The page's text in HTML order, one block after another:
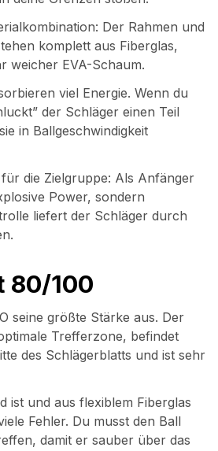
Der Rahmen und
komplett aus Fiberglas,
weicher EVA-Schaum.
viel Energie. Wenn du
der Schläger einen Teil
in Ballgeschwindigkeit
die Zielgruppe: Als Anfänger
Power, sondern
liefert der Schläger durch
80/100
seine größte Stärke aus. Der
Trefferzone, befindet
des Schlägerblatts und ist sehr
ist und aus flexiblem Fiberglas
Fehler. Du musst den Ball
damit er sauber über das